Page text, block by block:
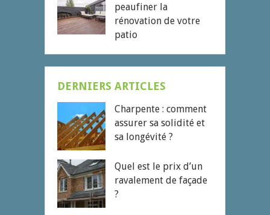
peaufiner la
rénovation de votre
patio
DERNIERS ARTICLES
Charpente : comment
assurer sa solidité et
sa longévité ?
Quel est le prix d’un
ravalement de façade
?